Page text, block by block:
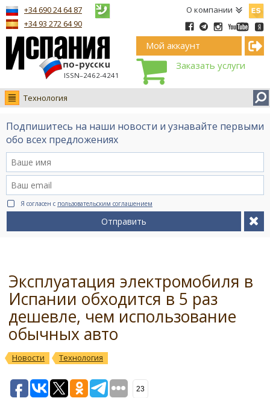
О компании
ISSN–2462-4241
+34 690 24 64 87
+34 93 272 64 90
Мой аккаунт
Заказать услуги
Технология
Новости
Интервью
Видео Ruso.TV
BCN life
Сервис на немецком
Подпишитесь на наши новости и узнавайте первыми
обо всех предложениях
Я согласен с пользовательским соглашением
Отправить
Эксплуатация электромобиля в
Испании обходится в 5 раз
дешевле, чем использование
обычных авто
Новости Технология
23